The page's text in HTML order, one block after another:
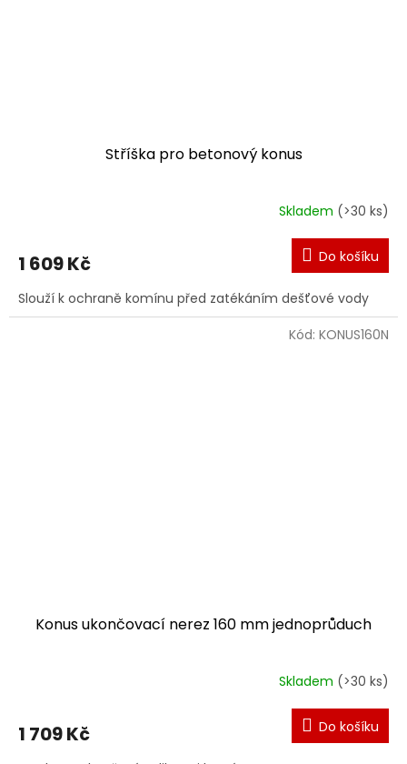
Stříška pro betonový konus
Skladem (>30 ks)
1 609 Kč Do košíku
Slouží k ochraně komínu před zatékáním dešťové vody
Konus ukončovací nerez 160 mm jednoprůduch
je
Skladem (>30 ks)
1 709 Kč Do košíku
Kód: KONUS160N